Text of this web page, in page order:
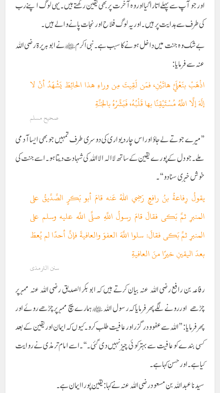
اور جو آپ سے پہلے اتارا گیا اور وہ آخرت پر بھی یقین رکھتے ہیں۔ یہی لوگ اپنے رب
کی طرف سے ہدایت پر ہیں۔ اور یہ لوگ فلاح اور نجات پانے والے ہیں ۔
بے شک وہ جنت میں داخل ہونے کا سبب ہے۔ نبی اکرم ﷺ نے ابو ہریرۃ رضی اللہ
عنہ سے فرمایا :
اذْهَبْ بنَعْلَيَّ هاتَيْنِ، فمَن لَقِيتَ مِن وراءِ هذا الحائِطَ يَشْهَدُ أنْ لا
إلَهَ إلَّا اللَّهُ مُسْتَيْقِنًا بها قَلْبُهُ، فَبَشِّرْهُ بالجَنَّةِ
صحیح مسلم
”میرے جوتے لے جاؤ اور اس چار دیواری کی دوسری طرف تمہیں جو بھی ایسا آدمی
ملے۔ جو دل کے پورے یقین کے ساتھ لا الہ الا اللہ کی شہادت دیتا ہو۔ اسے جنت کی
خوش خبری سنا دو“۔
يقولُ رِفاعةُ بنُ رافعٍ رَضِي اللهُ عَنه قامَ أبو بَكرٍ الصِّدِّيقُ على
المنبرِ ثمَّ بَكى فقالَ قامَ رسولُ اللَّهِ صلَّى اللَّه عليه وسلم على
المنبرِ ثمَّ بَكى فقالَ: سلوا اللَّهَ العفوَ والعافيةَ فإنَّ أحدًا لم يُعطَ
بعدَ اليقينِ خيرًا منَ العافيةِ
سنن الترمذی
رفاعہ بن رافع رضی اللہ عنہ بیان کرتے ہیں کہ ابو بکر الصدیق رضی اللہ عنہ ممبر پر
چڑھے اور رونے لگےپھر فرمایا کہ رسول الله ﷺ ہمارے بیچ ممبر پر چڑھے روئے اور
پھر فرمایا: ”اللہ سے عفو و در گزر اور عافیت طلب کرو ۔ کیوں کہ ایمان اور یقین کے بعد
کسی بندے کو عافیت سے بہتر کوئی چیز نہیں دی گئی ۔“۔ اسے امام ترمذی نے روایت
کیا ہے۔ اور حسن کہا ہے۔
سیدنا عبداللہ بن مسعود رضی اللہ عنہ نے کہا : یقین پورا ایمان ہے۔